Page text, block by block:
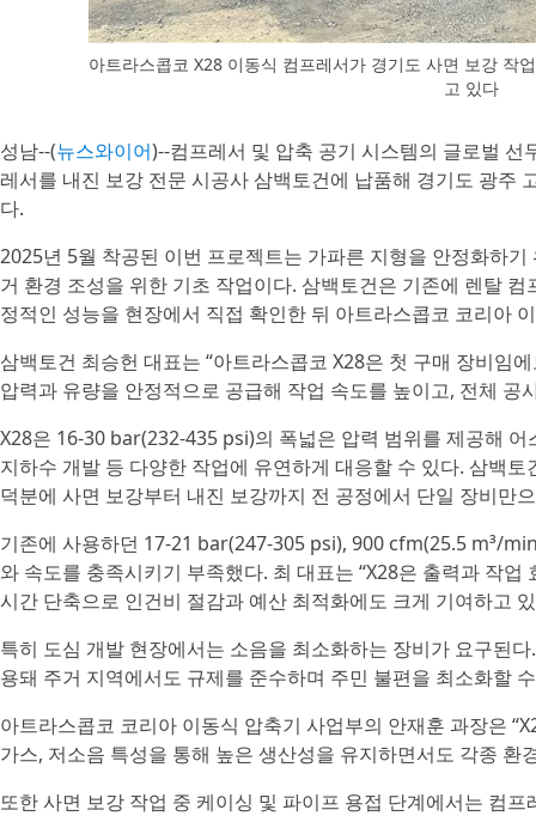
아트라스콥코 X28 이동식 컴프레서가 경기도 사면 보강 작
고 있다
성남--(뉴스와이어)--컴프레서 및 압축 공기 시스템의 글로벌
레서를 내진 보강 전문 시공사 삼백토건에 납품해 경기도 광주
다.
2025년 5월 착공된 이번 프로젝트는 가파른 지형을 안정화하
거 환경 조성을 위한 기초 작업이다. 삼백토건은 기존에 렌탈
정적인 성능을 현장에서 직접 확인한 뒤 아트라스콥코 코리아
삼백토건 최승헌 대표는 “아트라스콥코 X28은 첫 구매 장비임
압력과 유량을 안정적으로 공급해 작업 속도를 높이고, 전체 공
X28은 16-30 bar(232-435 psi)의 폭넓은 압력 범위를 제공해
지하수 개발 등 다양한 작업에 유연하게 대응할 수 있다. 삼백
덕분에 사면 보강부터 내진 보강까지 전 공정에서 단일 장비만
기존에 사용하던 17-21 bar(247-305 psi), 900 cfm(25.5 m³/
와 속도를 충족시키기 부족했다. 최 대표는 “X28은 출력과 작
시간 단축으로 인건비 절감과 예산 최적화에도 크게 기여하고
특히 도심 개발 현장에서는 소음을 최소화하는 장비가 요구된
용돼 주거 지역에서도 규제를 준수하며 주민 불편을 최소화할
아트라스콥코 코리아 이동식 압축기 사업부의 안재훈 과장은
가스, 저소음 특성을 통해 높은 생산성을 유지하면서도 각종 환
또한 사면 보강 작업 중 케이싱 및 파이프 용접 단계에서는 컴